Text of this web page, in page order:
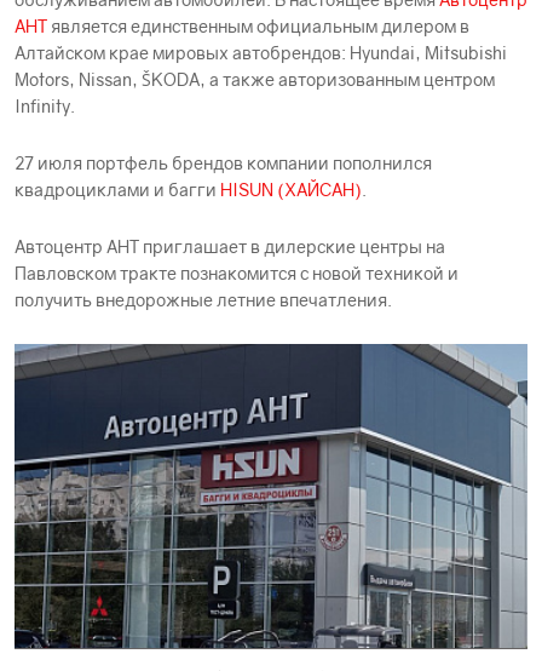
АНТ является единственным официальным дилером в
Алтайском крае мировых автобрендов: Hyundai, Mitsubishi
Motors, Nissan, ŠKODA, а также авторизованным центром
Infinity.
27 июля портфель брендов компании пополнился
квадроциклами и багги HISUN (ХАЙСАН)
Автоцентр АНТ приглашает в дилерские центры на
Павловском тракте познакомится с новой техникой и
получить внедорожные летние впечатления.